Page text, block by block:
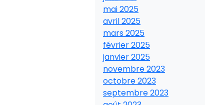
mai 2025
avril 2025
mars 2025
février 2025
janvier 2025
novembre 2023
octobre 2023
septembre 2023